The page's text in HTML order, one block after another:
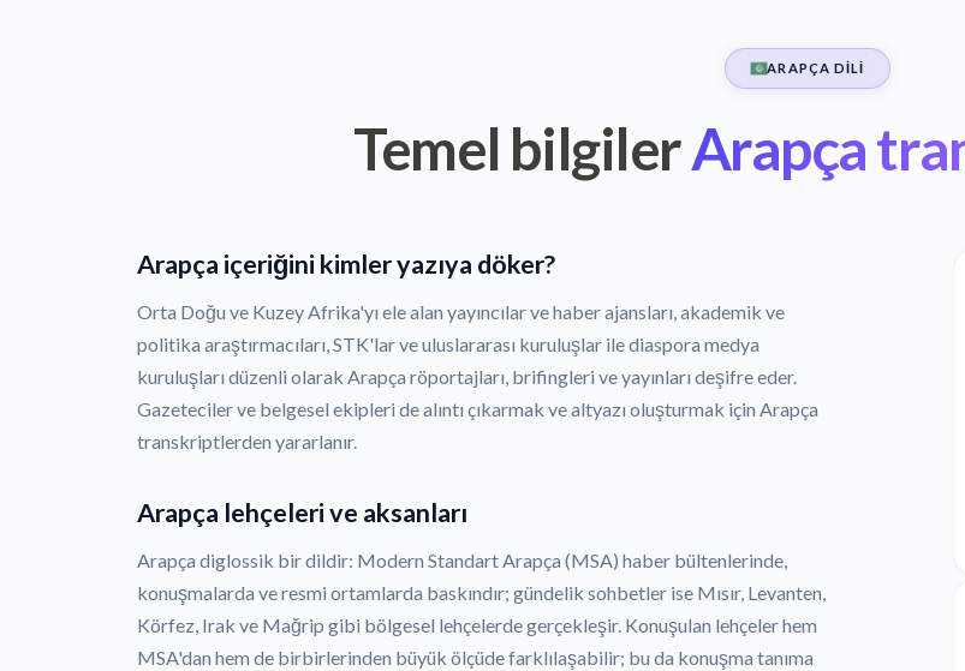
ARAPÇA DILI
Temel bilgilerArapça
Arapça içeriğini kimler yazıya döker?
Orta Doğu ve Kuzey Afrika'yı ele alan yayıncılar ve haber ajansları, akademik ve
politika araştırmacıları, STK'lar ve uluslararası kuruluşlar ile diaspora medya
kuruluşları düzenli olarak Arapça röportajları, brifingleri ve yayınları deşifre eder.
Gazeteciler ve belgesel ekipleri de alıntı çıkarmak ve altyazı oluşturmak için Arapça
transkriptlerden yararlanır.
Arapça lehçeleri ve aksanları
Arapça diglossik bir dildir: Modern Standart Arapça (MSA) haber bültenlerinde,
konuşmalarda ve resmi ortamlarda baskındır; gündelik sohbetler ise Mısır, Levanten,
Körfez, Irak ve Mağrip gibi bölgesel lehçelerde gerçekleşir. Konuşulan lehçeler hem
MSA'dan hem de birbirlerinden büyük ölçüde farklılaşabilir; bu da konuşma tanıma